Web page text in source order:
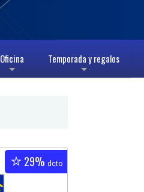
+
Oficina
+
Temporada y regalos
29% dcto